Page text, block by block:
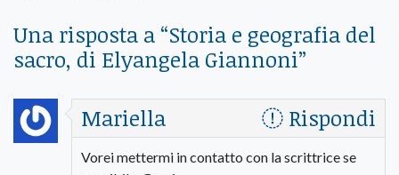
Una risposta a “Storia e geografia del
sacro, di Elyangela Giannoni”
Mariella
Rispondi
Vorei mettermi in contatto con la scrittrice se